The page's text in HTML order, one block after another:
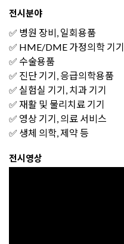
전시분야
✅ 병원 장비, 일회용품
✅ HME/DME 가정의학 기기
✅ 수술용품
✅ 진단 기기, 응급의학용품
✅ 실험실 기기, 치과 기기
✅ 재활 및 물리치료 기기
✅ 영상 기기, 의료 서비스
✅ 생체 의학, 제약 등
전시영상